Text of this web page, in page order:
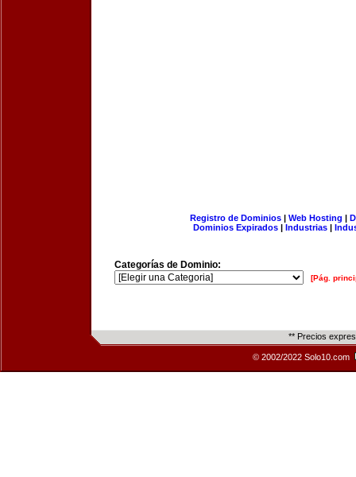
Registro de Dominios| Web Hosting |
Dominios Expirados | Industrias |
Categorías de Dominio:
[Pág.
** Precios
© 2002/2022 Solo10.com